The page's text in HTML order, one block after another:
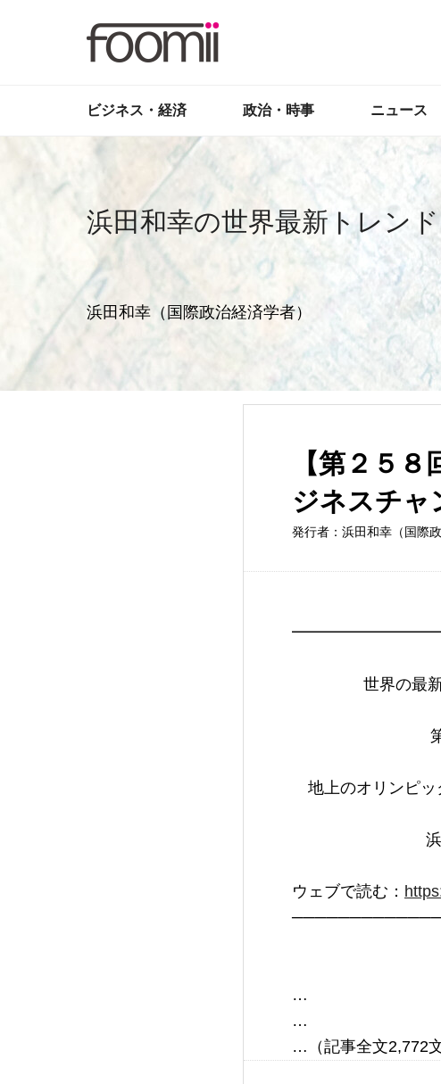
ビジネス・経済 政治・時事 ニュース
浜田和幸の世界最新トレン
浜田和幸（国際政治経済学者）
【第２５
ジネスチャ
発行者：浜田和幸（国際政
地上のオリンピッ
ウェブで読む：
…
…